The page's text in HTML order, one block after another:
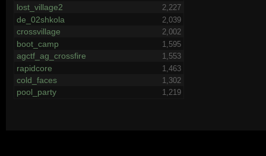
lost_village2 2,227
de_02shkola 2,039
crossvillage 2,002
boot_camp 1,595
agctf_ag_crossfire 1,553
rapidcore 1,463
cold_faces 1,302
pool_party 1,219